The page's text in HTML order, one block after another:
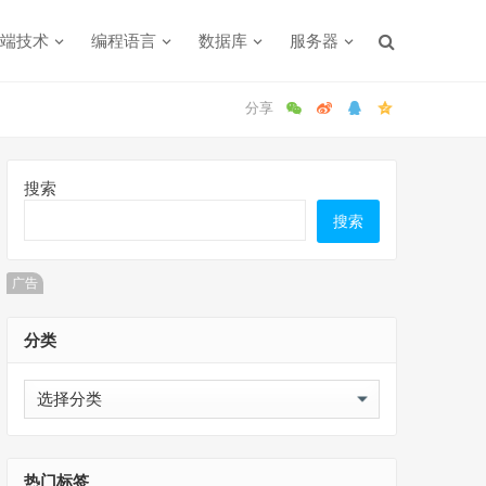
技术 编程语言 数据库 服务器
搜索
搜索
广告
分类
分
类
热门标签